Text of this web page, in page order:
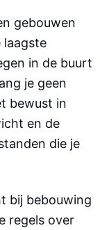
gebouwen
laagste
in de buurt
je geen
bewust in
en de
die je
bij bebouwing
regels over